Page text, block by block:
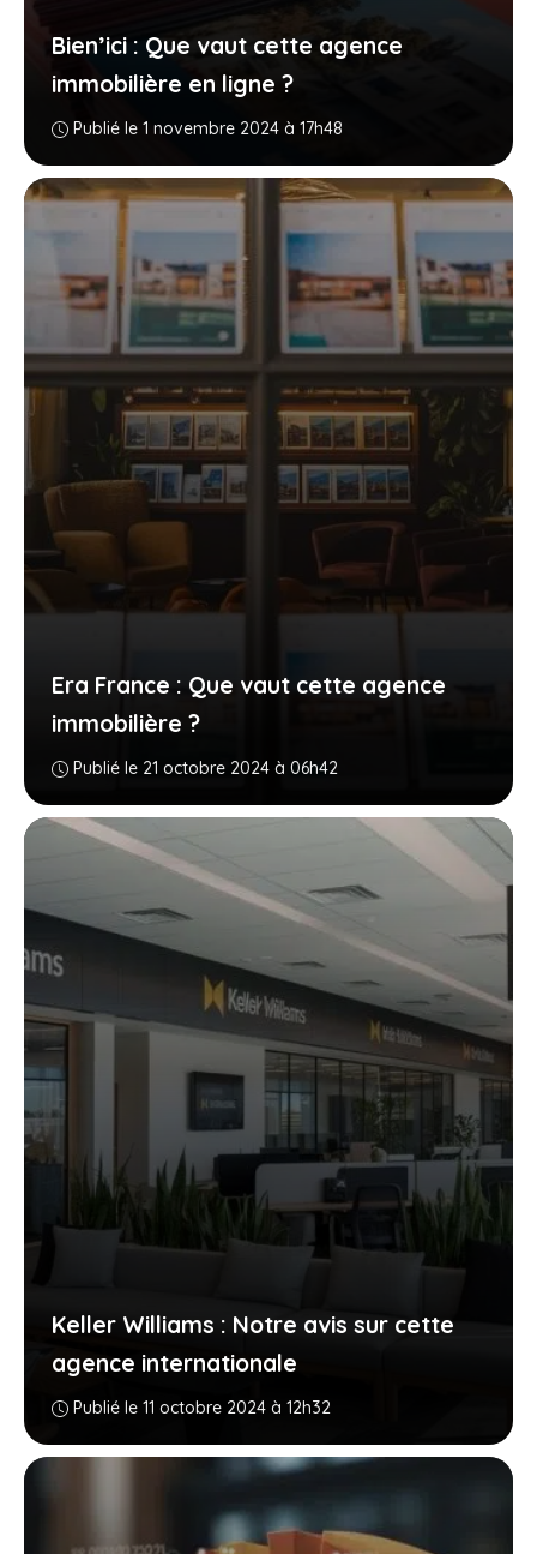
Bien’ici : Que vaut cette agence
immobilière en ligne ?
Publié le 1 novembre 2024 à 17h48
Era France : Que vaut cette agence
immobilière ?
Publié le 21 octobre 2024 à 06h42
Keller Williams : Notre avis sur cette
agence internationale
Publié le 11 octobre 2024 à 12h32